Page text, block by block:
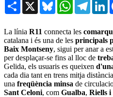
Share X BlueskyWhatsApp
La línia R11 connecta les
catalana i és una de les principals
Baix Montseny, sigui per anar a
per desplaçar-se fins al lloc de
Gelida, els usuaris es queixen
cada dia tant en trens mitja
una freqüència minsa de
Sant Celoni, com Gualba, Riells i